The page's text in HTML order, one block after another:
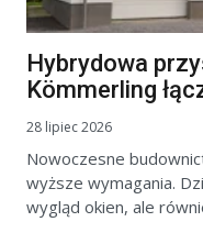
Hybrydowa
Kömmerling
28 lipiec 2026
Nowoczesne
wyższe wymagania.
wygląd okien, ale